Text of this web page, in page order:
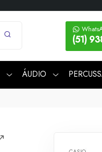
(51)
ÁUDIO